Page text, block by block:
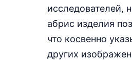
исследователей,
абрис изделия
что косвенно
других